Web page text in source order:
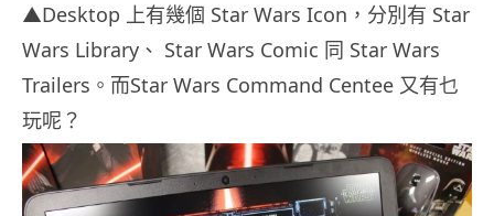
▲Desktop 上有幾個 Star Wars Icon，分別有 Star
Wars Library、 Star Wars Comic 同 Star Wars
Trailers。而Star Wars Command Centee 又有乜
玩呢？